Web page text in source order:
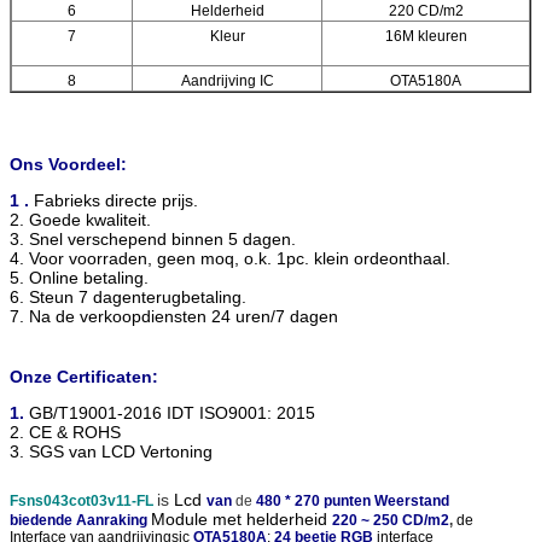
6
Helderheid
220 CD/m2
7
Kleur 16M kleuren
8 Aandrijving IC OTA5180A
Ons Voordeel:
1 . Fabrieks directe prijs.
2. Goede kwaliteit.
3. Snel verschepend binnen 5 dagen.
4. Voor voorraden, geen moq, o.k. 1pc. klein ordeonthaal.
5. Online betaling.
6. Steun 7 dagenterugbetaling.
7. Na de verkoopdiensten 24 uren/7 dagen
Onze Certificaten:
1. GB/T19001-2016 IDT ISO9001: 2015
2. CE & ROHS
3. SGS van LCD Vertoning
Fsns043cot03v11-FL is Lcd van de 480 * 270 punten Weerstand
biedende Aanraking Module met helderheid 220 ~ 250 CD/m2, de
Interface van aandrijvingsic OTA5180A: 24 beetje RGB interface